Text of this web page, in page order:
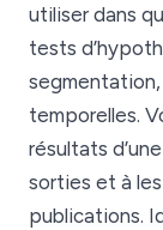
utiliser dans
tests
segmentation,
temporelles.
résultats
sorties et à
publications.